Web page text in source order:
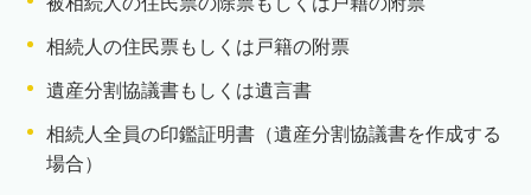
相続人の住民票もしくは戸籍の附票
遺産分割協議書もしくは遺言書
相続人全員の印鑑証明書（遺産分割協議書を作成する
場合）